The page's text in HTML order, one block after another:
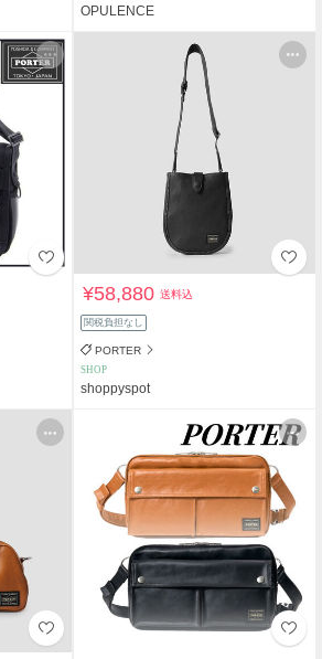
OPULENCE
¥58,880送料込
関税負担なし
PORTER
SHOP
shoppyspot